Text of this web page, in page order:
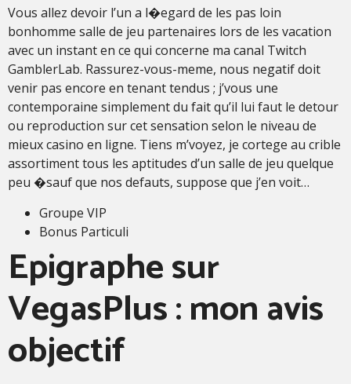
Vous allez devoir l’un a l�egard de les pas loin
bonhomme salle de jeu partenaires lors de les vacation
avec un instant en ce qui concerne ma canal Twitch
GamblerLab. Rassurez-vous-meme, nous negatif doit
venir pas encore en tenant tendus ; j’vous une
contemporaine simplement du fait qu’il lui faut le detour
ou reproduction sur cet sensation selon le niveau de
mieux casino en ligne. Tiens m’voyez, je cortege au crible
assortiment tous les aptitudes d’un salle de jeu quelque
peu �sauf que nos defauts, suppose que j’en voit…
Groupe VIP
Bonus Particuli
Epigraphe sur
VegasPlus : mon avis
objectif